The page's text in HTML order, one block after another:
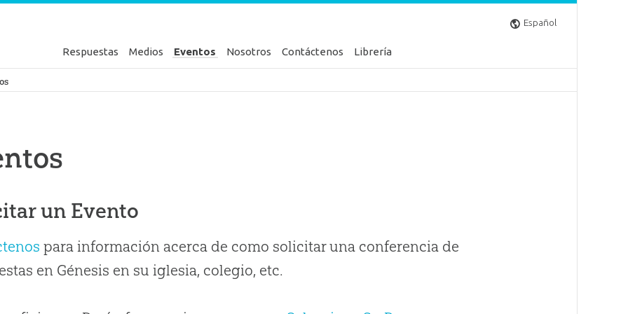
Español
Respuestas Medios Eventos Nosotros Contáctenos Librería
Génesis
un Evento
para información acerca de como solicitar una conferencia de
en Génesis en su iglesia, colegio, etc.